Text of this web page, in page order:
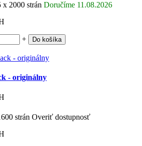
x 2000 strán Doručíme 11.08.2026
+ Do košíka
- originálny
strán Overiť dostupnosť